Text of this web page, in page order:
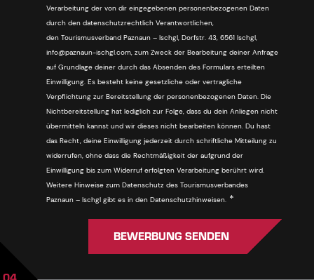
Verarbeitung der von dir eingegebenen personenbezogenen Daten
durch den datenschutzrechtlich Verantwortlichen,
den Tourismusverband Paznaun – Ischgl, Dorfstr. 43, 6561 Ischgl,
info@paznaun-ischgl.com, zum Zweck der Bearbeitung deiner Anfrage
auf Grundlage deiner durch das Absenden des Formulars erteilten
Einwilligung. Es besteht keine gesetzliche oder vertragliche
Verpflichtung zur Bereitstellung der personenbezogenen Daten. Die
Nichtbereitstellung hat lediglich zur Folge, dass du dein Anliegen nicht
übermitteln kannst und wir dieses nicht bearbeiten können. Du hast
das Recht, deine Einwilligung jederzeit durch schriftliche Mitteilung zu
widerrufen, ohne dass die Rechtmäßigkeit der aufgrund der
Einwilligung bis zum Widerruf erfolgten Verarbeitung berührt wird.
Weitere Hinweise zum Datenschutz des Tourismusverbandes
Paznaun – Ischgl gibt es in den Datenschutzhinweisen. *
BEWERBUNG SENDEN